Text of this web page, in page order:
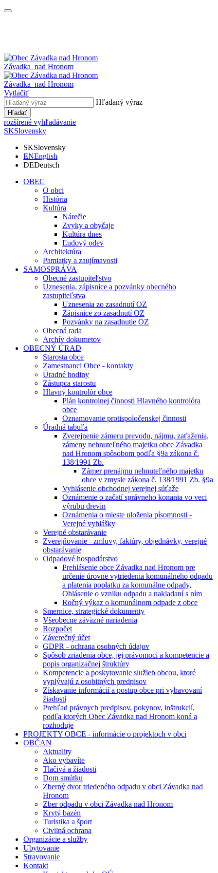
Závadka nad Hronom
Závadka nad Hronom
Vytlačiť
Hľadaný výraz
Hľadať
rozšírené vyhľadávanie
SKSlovensky
SKSlovensky
ENEnglish
DEDeutsch
OBEC
O obci
História
Kultúra
Nárečie
Zvyky a obyčaje
Kultúra dnes
Ľudový odev
Architektúra
Pamiatky a zaujímavosti
SAMOSPRÁVA
Obecné zastupiteľstvo
Uznesenia, zápisnice a pozvánky obecného
zastupiteľstva
Uznesenia zo zasadnutí OZ
Zápisnice zo zasadnutí OZ
Pozvánky na zasadnutie OZ
Obecná rada
Archív dokumetov
OBECNÝ ÚRAD
Starosta obce
Zamestnanci Obce - kontakty
Úradné hodiny
Zástupca starostu
Hlavný kontrolór obce
Plán kontrolnej činnosti Hlavného kontrolóra
obce
Oznamovanie protispoločenskej činnosti
Úradná tabuľa
Zverejnenie zámeru prevodu, nájmu, zaťaženia,
zámeny nehnuteľného majetku obce Závadka
nad Hronom spôsobom podľa §9a zákona č.
138⁄1991 Zb.
Zámer prenájmu nehnuteľného majetku
obce v zmysle zákona č. 138⁄1991 Zb. §9a
Vyhlásenie obchodnej verejnej súťaže
Oznámenie o začatí správneho konania vo veci
výrubu drevín
Oznámenia o mieste uloženia písomnosti -
Verejné vyhlášky
Verejné obstarávanie
Zverejňovanie - zmluvy, faktúry, objednávky, verejné
obstarávanie
Odpadové hospodárstvo
Prehlásenie obce Závadka nad Hronom pre
určenie úrovne vytriedenia komunálneho odpadu
a platenia poplatku za komunálne odpady,
Ohlásenie o vzniku odpadu a nakladaní s ním
Ročný výkaz o komunálnom odpade z obce
Smernice, strategické dokumenty
Všeobecne záväzné nariadenia
Rozpočet
Záverečný účet
GDPR - ochrana osobných údajov
Spôsob zriadenia obce, jej právomoci a kompetencie a
popis organizačnej štruktúry
Kompetencie a poskytovanie služieb obcou, ktoré
vyplývajú z osobitných predpisov
Získavanie informácií a postup obce pri vybavovaní
žiadostí
Prehľad právnych predpisov, pokynov, inštrukcií,
podľa ktorých Obec Závadka nad Hronom koná a
rozhoduje
PROJEKTY OBCE - informácie o projektoch v obci
OBČAN
Aktuality
Ako vybavíte
Tlačivá a žiadosti
Dom smútku
Zberný dvor triedeného odpadu v obci Závadka nad
Hronom
Zber odpadu v obci Závadka nad Hronom
Krytý bazén
Turistika a šport
Civilná ochrana
Organizácie a služby
Ubytovanie
Stravovanie
Kontakt